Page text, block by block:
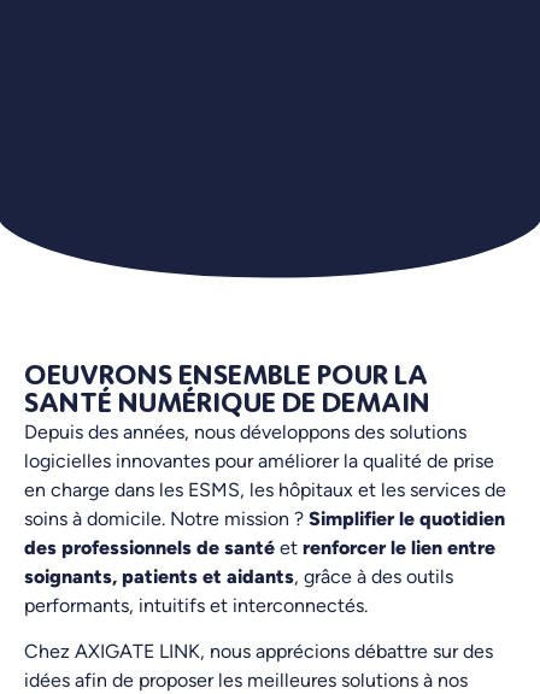
OEUVRONS ENSEMBLE POUR LA
SANTÉ NUMÉRIQUE DE DEMAIN
Depuis des années, nous développons des solutions
logicielles innovantes pour améliorer la qualité de prise
en charge dans les ESMS, les hôpitaux et les services de
soins à domicile. Notre mission ? Simplifier le quotidien
des professionnels de santé et renforcer le lien entre
soignants, patients et aidants, grâce à des outils
performants, intuitifs et interconnectés.
Chez AXIGATE LINK, nous apprécions débattre sur des
idées afin de proposer les meilleures solutions à nos